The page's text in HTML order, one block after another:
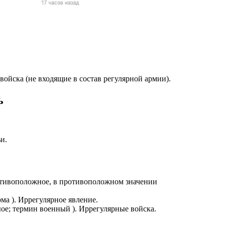
женщин и
страны),(не входящие в состав регулярной армии).
в противоположном значении
). Иррегулярное явление.
термин военный ). Иррегулярные войска.